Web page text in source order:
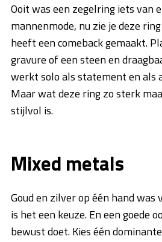
Ooit was een zegelring iets van
mannenmode, nu zie je deze
heeft een comeback gemaakt.
gravure of een steen en
werkt solo als statement en als
Maar wat deze ring zo sterk
stijlvol is.
Mixed metals
Goud en zilver op één hand was
is het een keuze. En een goede
bewust doet. Kies één